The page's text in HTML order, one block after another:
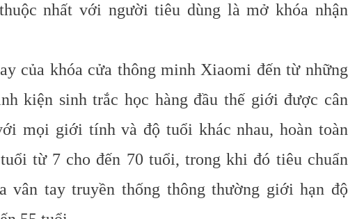
nhất với người tiêu dùng là mở khóa nhận
của khóa cửa thông minh Xiaomi đến từ những
kiện sinh trắc học hàng đầu thế giới được cân
mọi giới tính và độ tuổi khác nhau, hoàn toàn
từ 7 cho đến 70 tuổi, trong khi đó tiêu chuẩn
vân tay truyền thống thông thường giới hạn độ